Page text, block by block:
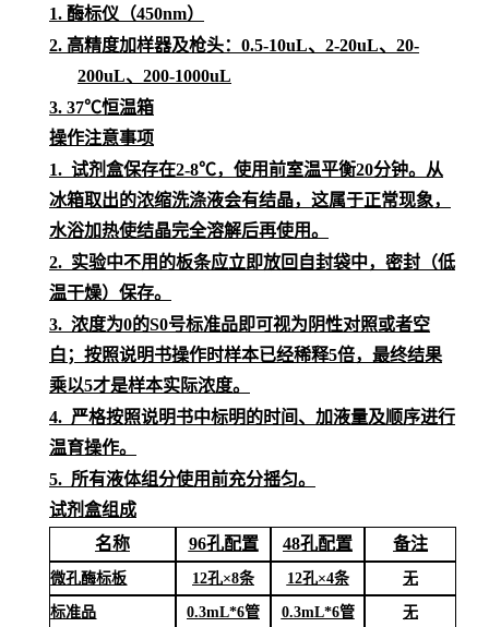
1. 酶标仪（450nm）
2. 高精度加样器及枪头： 0.5-10uL、2-20uL、20-
200uL、200-1000uL
3. 37℃恒温箱
操作注意事项
1. 试剂盒保存在2-8℃，使用前室温平衡20分钟。从
冰箱取出的浓缩洗涤液会有结晶，这属于正常现象，
水浴加热使结晶完全溶解后再使用。
2. 实验中不用的板条应立即放回自封袋中，密封（低
温干燥）保存。
3. 浓度为0的S0号标准品即可视为阴性对照或者空
白；按照说明书操作时样本已经稀释5倍，最终结果
乘以5才是样本实际浓度。
4. 严格按照说明书中标明的时间、加液量及顺序进行
温育操作。
5. 所有液体组分使用前充分摇匀。
试剂盒组成
名称
96孔配置 48孔配置 备注
微孔酶标板 12孔×8条 12孔×4条 无
标准品 0.3mL*6管 0.3mL*6管 无